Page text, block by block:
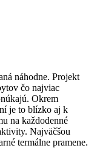
náhodne. Projekt
čo najviac
Okrem
je to blízko aj k
na každodenné
Najväčšou
termálne pramene.